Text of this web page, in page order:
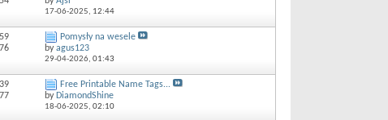
17-06-2025, 12:44
Pomysły na wesele
byagus123
29-04-2026, 01:43
Free Printable Name Tags...
by DiamondShine
18-06-2025, 02:10